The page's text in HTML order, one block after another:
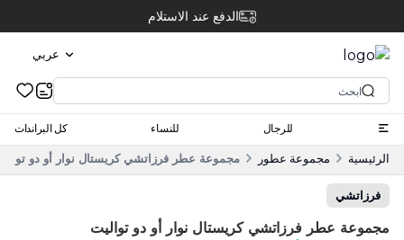
الدفع عند الاستلام
عربي
للرجال للنساء كل البراندات
الرئيسية مجموعة عطور مجموعة عطر فرزاتشي كريستال نوار أو دو تواليت 50 مل
فرزاتشي
مجموعة عطر فرزاتشي كريستال نوار أو دو تواليت